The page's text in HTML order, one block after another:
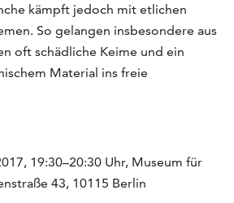
kämpft jedoch mit etlichen
So gelangen insbesondere aus
oft schädliche Keime und ein
Material ins freie
19:30–20:30 Uhr, Museum für
43, 10115 Berlin